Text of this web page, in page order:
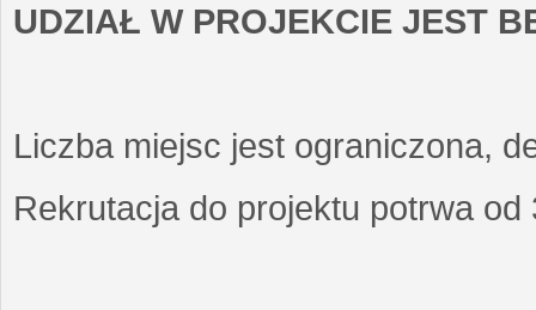
UDZIAŁ W PROJEKCIE JEST
Liczba miejsc jest ograniczona,
Rekrutacja do projektu potrwa